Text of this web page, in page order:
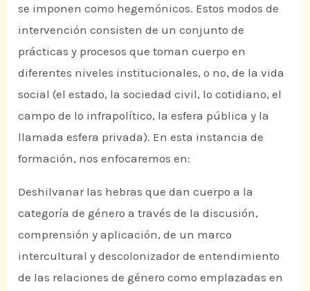
se imponen como hegemónicos. Estos modos de
intervención consisten de un conjunto de
prácticas y procesos que toman cuerpo en
diferentes niveles institucionales, o no, de la vida
social (el estado, la sociedad civil, lo cotidiano, el
campo de lo infrapolítico, la esfera pública y la
llamada esfera privada). En esta instancia de
formación, nos enfocaremos en:
Deshilvanar las hebras que dan cuerpo a la
categoría de género a través de la discusión,
comprensión y aplicación, de un marco
intercultural y descolonizador de entendimiento
de las relaciones de género como emplazadas en